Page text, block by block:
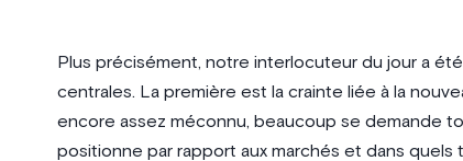
Plus précisément, notre interlocuteur du jour a
centrales. La première est la crainte liée à la
encore assez méconnu, beaucoup se demande
positionne par rapport aux marchés et dans